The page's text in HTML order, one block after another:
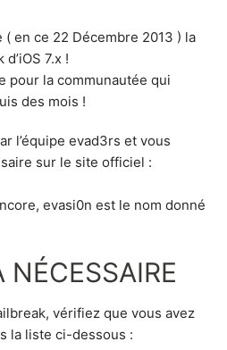
( en ce 22 Décembre 2013 ) la
7.x !
pour la communautée qui
des mois !
l’équipe evad3rs et vous
sur le site officiel :
evasi0n est le nom donné
NÉCESSAIRE
vérifiez que vous avez
la liste ci-dessous :